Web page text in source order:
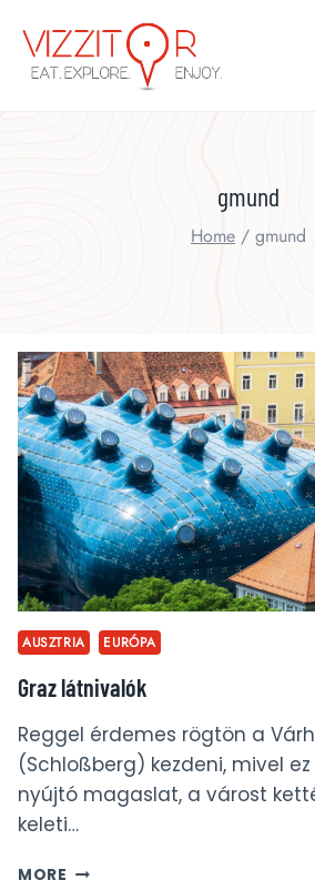
content
gmund
Home / gmund
AUSZTRIA EURÓPA
Graz látnivalók
Reggel érdemes rögtön a
(Schloßberg) kezdeni, mivel
nyújtó magaslat, a várost
keleti…
MORE GRAZ